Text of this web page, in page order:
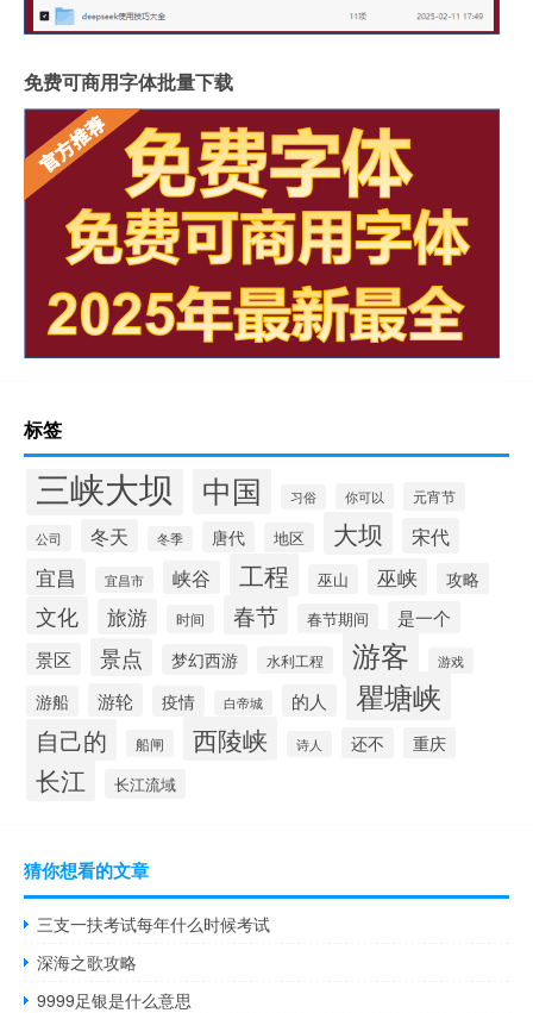
免费可商用字体批量下载
标签
三峡大坝 中国 习俗 你可以 元宵节
公司 冬天 冬季 唐代 地区 大坝 宋代
宜昌 宜昌市 峡谷 工程 巫山 巫峡 攻略
文化 旅游 时间 春节 春节期间
是一个
景区
景点 梦幻西游 水利工程 游客 游戏
游船 游轮 疫情 白帝城 的人 瞿塘峡
自己的 船闸 西陵峡 诗人 还不 重庆
长江 长江流域
猜你想看的文章
三支一扶考试每年什么时候考试
深海之歌攻略
9999足银是什么意思